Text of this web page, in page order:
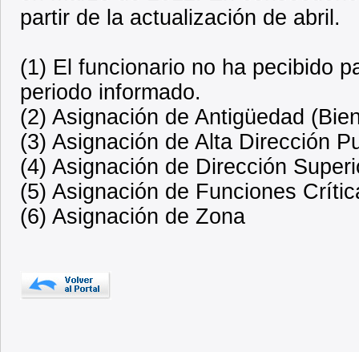
partir de la actualización de abril.
(1) El funcionario no ha pecibido
periodo informado.
(2) Asignación de Antigüedad
(3) Asignación de Alta Dirección
(4) Asignación de Dirección
(5) Asignación de Funciones
(6) Asignación de Zona